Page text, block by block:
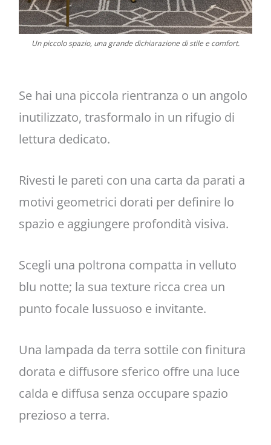
Un piccolo spazio, una grande dichiarazione di stile e comfort.
Se hai una piccola rientranza o un angolo
inutilizzato, trasformalo in un rifugio di
lettura dedicato.
Rivesti le pareti con una carta da parati a
motivi geometrici dorati per definire lo
spazio e aggiungere profondità visiva.
Scegli una poltrona compatta in velluto
blu notte; la sua texture ricca crea un
punto focale lussuoso e invitante.
Una lampada da terra sottile con finitura
dorata e diffusore sferico offre una luce
calda e diffusa senza occupare spazio
prezioso a terra.